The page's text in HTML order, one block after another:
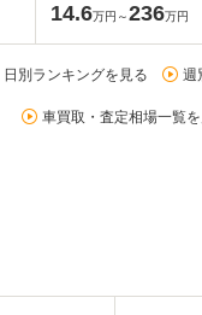
14.6万円～236万円
日別ランキングを見る 週
車買取・査定相場一覧